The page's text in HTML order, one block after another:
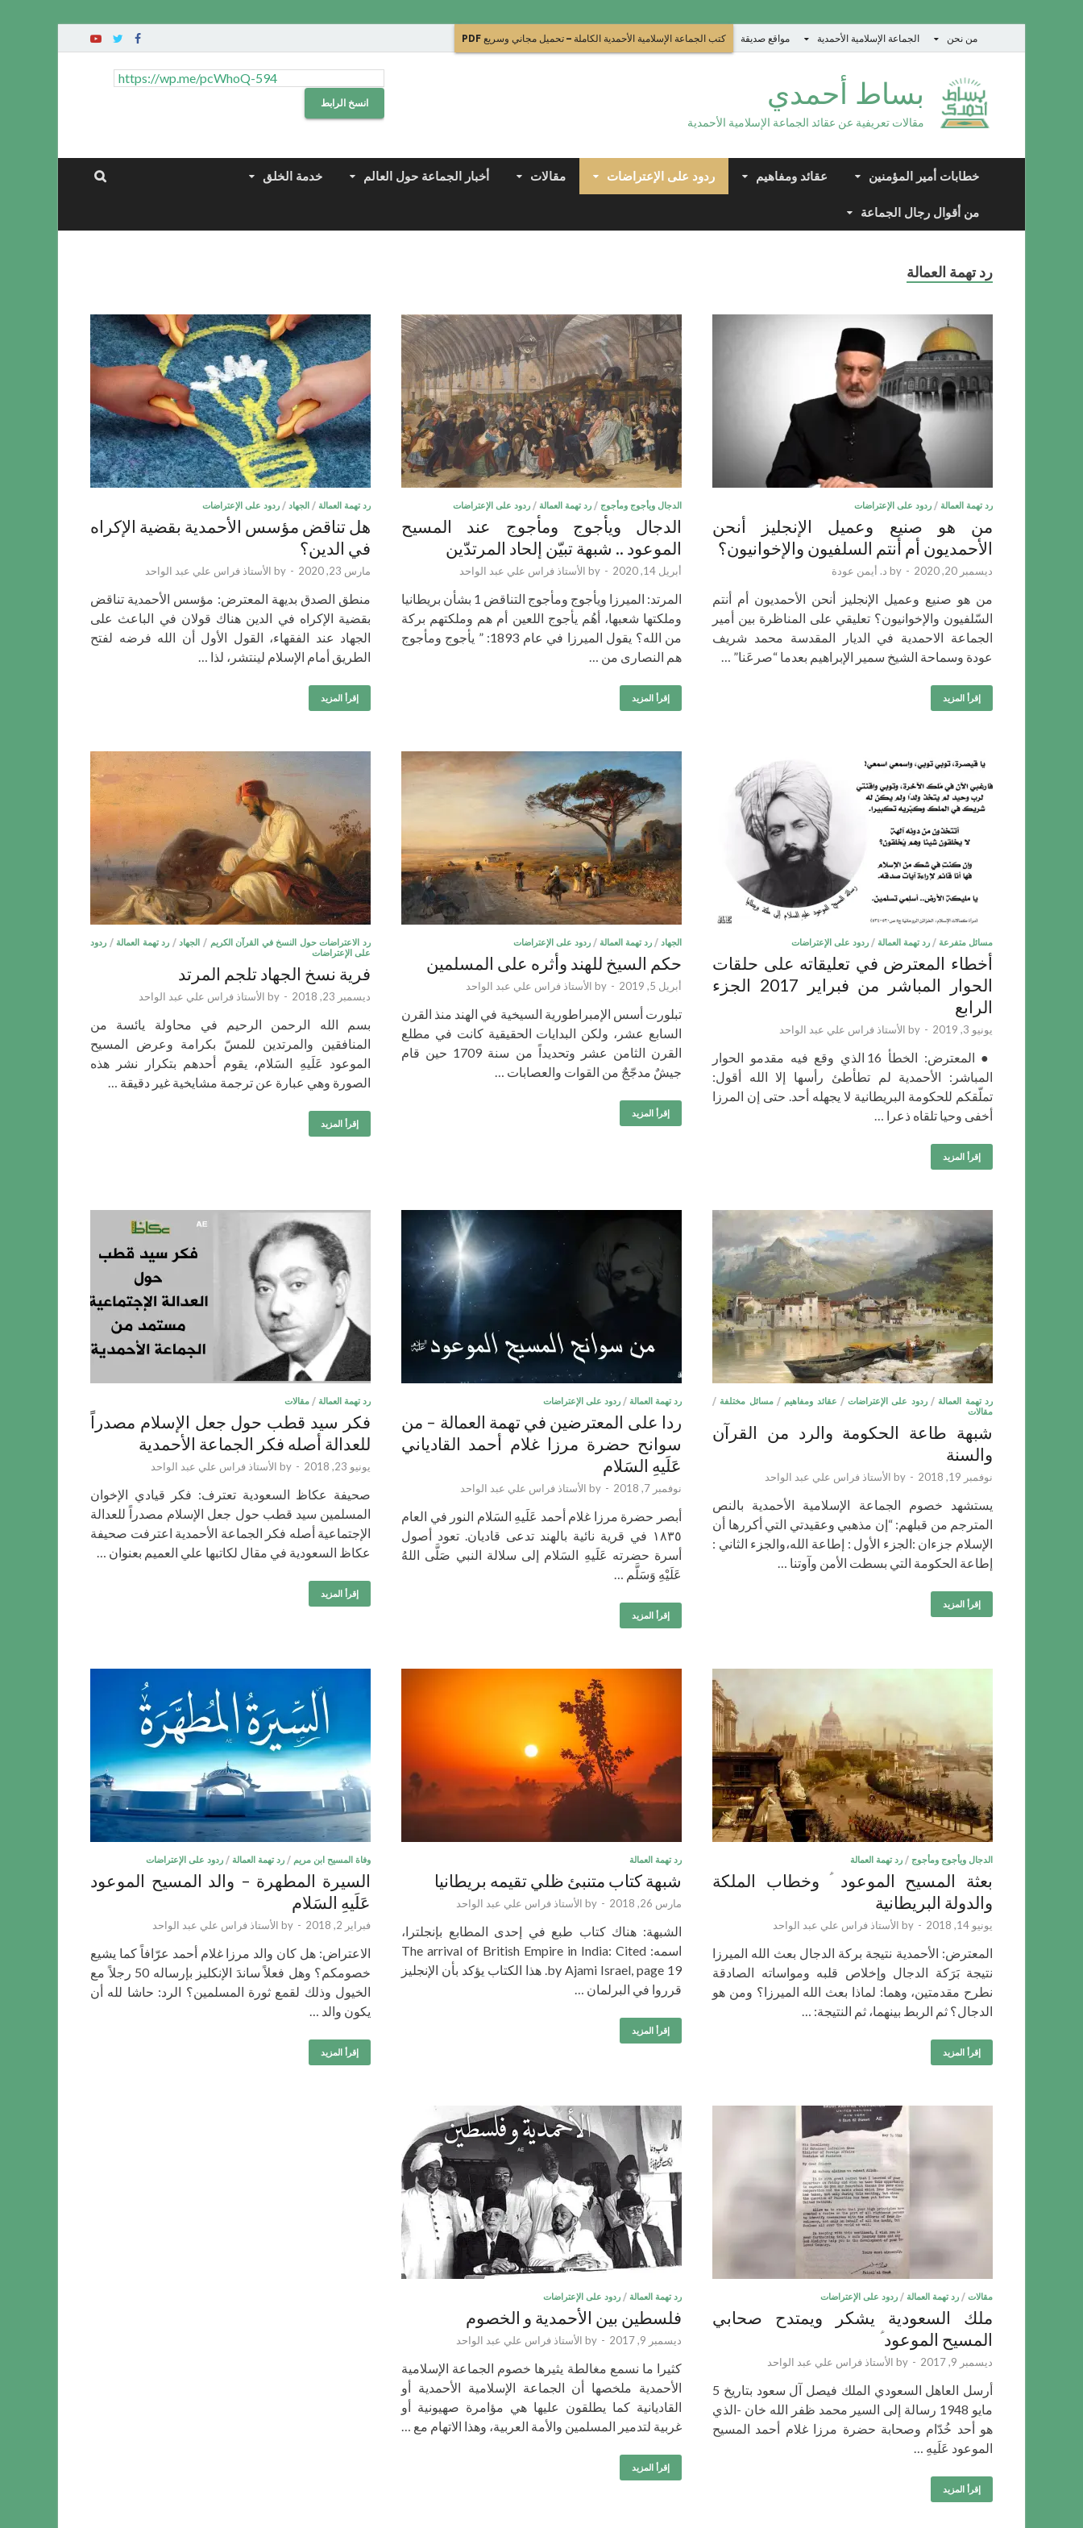
من نحن الجماعة الإسلامية الأحمدية مواقع صديقة كتب الجماعة الإسلامية الأحمدية الكاملة – تحميل مجاني وسريع PDF
بساط أحمدي
مقالات تعريفية عن عقائد الجماعة الإسلامية الأحمدية
انسخ الرابط
خطابات أمير المؤمنين عقائد ومفاهيم ردود على الإعتراضات مقالات أخبار الجماعة حول العالم خدمة الخلق
من أقوال رجال الجماعة
رد تهمة العمالة
رد تهمة العمالة / ردود على الإعتراضات
من هو صنيع وعميل الإنجليز أنحن
الأحمديون أم أنتم السلفيون والإخوانيون؟
ديسمبر 20, 2020 -
by د. أيمن عودة
من هو صنيع وعميل الإنجليز أنحن الأحمديون أم أنتم
السّلفيون والإخوانيون؟ تعليقي على المناظرة بين أمير
الجماعة الاحمدية في الديار المقدسة محمد شريف
عودة وسماحة الشيخ سمير الإبراهيم بعدما “صرعَنا” …
إقرأ المزيد
الدجال ويأجوج ومأجوج / رد تهمة العمالة / ردود على الإعتراضات
‏الدجال ويأجوج ومأجوج عند المسيح
الموعود .. شبهة تبيّن إلحاد المرتدّين
أبريل 14, 2020 -
by الأستاذ فراس علي عبد الواحد
المرتد: الميرزا ويأجوج ومأجوج التناقض 1 بشأن بريطانيا
وملكتها شعبها، أهُم يأجوج اللعين أم هم وملكتهم بركة
من الله؟ يقول الميرزا في عام 1893: ” يأجوج ومأجوج
هم النصارى من …
إقرأ المزيد
رد تهمة العمالة / الجهاد / ردود على الإعتراضات
هل تناقض مؤسس الأحمدية بقضية الإكراه
في الدين؟
مارس 23, 2020 -
by الأستاذ فراس علي عبد الواحد
منطق الصدق بديهة المعترض: مؤسس الأحمدية تناقض
بقضية الإكراه في الدين هناك قولان في الباعث على
الجهاد عند الفقهاء، القول الأول أن الله فرضه لفتح
الطريق أمام الإسلام لينتشر، لذا …
إقرأ المزيد
مسائل متفرعة / رد تهمة العمالة / ردود على الإعتراضات
أخطاء المعترض في تعليقاته على حلقات
الحوار المباشر من فبراير 2017 الجزء
الرابع
يونيو 3, 2019 -
by الأستاذ فراس علي عبد الواحد
● المعترض: الخطأ 16 الذي وقع فيه مقدمو الحوار
المباشر: الأحمدية لم تطأطئ رأسها إلا الله أقول:
تملّقكم للحكومة البريطانية لا يجهله أحد. حتى إن المرزا
أخفى وحيا تلقاه ذعرا …
إقرأ المزيد
الجهاد / رد تهمة العمالة / ردود على الإعتراضات
حكم السيخ للهند وأثره على المسلمين
أبريل 5, 2019 -
by الأستاذ فراس علي عبد الواحد
تبلورت أسس الإمبراطورية السيخية في الهند منذ القرن
السابع عشر، ولكن البدايات الحقيقية كانت في مطلع
القرن الثامن عشر وتحديداً من سنة 1709 حين قام
جيشٌ مدجّجٌ من القوات والعصابات …
إقرأ المزيد
رد الاعتراضات حول النسخ في القرآن الكريم / الجهاد/ رد تهمة العمالة/ ردود
على الإعتراضات
فرية نسخ الجهاد تلجم المرتد
ديسمبر 23, 2018 -
by الأستاذ فراس علي عبد الواحد
بسم الله الرحمن الرحيم في محاولة يائسة من
المنافقين والمرتدين للمسّ بكرامة وعرض المسيح
الموعود عَلَيهِ السَلام، يقوم أحدهم بتكرار نشر هذه
الصورة وهي عبارة عن ترجمة مشايخية غير دقيقة …
إقرأ المزيد
رد تهمة العمالة/ردود على الإعتراضات/ عقائد ومفاهيم /مسائل مختلفة/
مقالات
شبهة طاعة الحكومة والرد من القرآن
والسنة
نوفمبر 19, 2018 -
by الأستاذ فراس علي عبد الواحد
يستشهد خصوم الجماعة الإسلامية الأحمدية بالنص
المترجم من قبلهم: “إن مذهبي وعقيدتي التي أكررها أن
الإسلام جزءان :الجزء الأول : إطاعة الله،والجزء الثاني :
إطاعة الحكومة التي بسطت الأمن وآوتنا …
إقرأ المزيد
رد تهمة العمالة / ردود على الإعتراضات
ردا على المعترضين في تهمة العمالة – من
سوانح حضرة مرزا غلام أحمد القادياني
عَلَيهِ السَلام
نوفمبر 7, 2018 -
by الأستاذ فراس علي عبد الواحد
أبصر حضرة مرزا غلام أحمد عَلَيهِ السَلام النور في العام
١٨٣٥ في قرية نائية بالهند تدعى قاديان. تعود أصول
أسرة حضرته عَلَيهِ السَلام إلى سلالة النبي صَلَّى اللهُ
عَلَيْهِ وَسَلَّم …
إقرأ المزيد
رد تهمة العمالة / مقالات
فكر سيد قطب حول جعل الإسلام مصدراً
للعدالة أصله فكر الجماعة الأحمدية
يونيو 23, 2018 -
by الأستاذ فراس علي عبد الواحد
صحيفة عكاظ السعودية تعترف: فكر قيادي الإخوان
المسلمين سيد قطب حول جعل الإسلام مصدراً للعدالة
الإجتماعية أصله فكر الجماعة الأحمدية اعترفت صحيفة
عكاظ السعودية في مقال لكاتبها علي العميم بعنوان …
إقرأ المزيد
الدجال ويأجوج ومأجوج / رد تهمة العمالة
بعثة المسيح الموعود ؑ وخطاب الملكة
والدولة البريطانية
يونيو 14, 2018 -
by الأستاذ فراس علي عبد الواحد
المعترض: الأحمدية نتيجة بركة الدجال بعث الله الميرزا
نتيجة بَرَكة الدجال وإخلاص قلبه ومواساته الصادقة
نطرح مقدمتين، وهما: لماذا بعث الله الميرزا؟ ومن هو
الدجال؟ ثم الربط بينهما، ثم النتيجة: …
إقرأ المزيد
رد تهمة العمالة
شبهة كتاب متنبئ ظلي تقيمه بريطانيا
مارس 26, 2018 -
by الأستاذ فراس علي عبد الواحد
الشبهة: هناك كتاب طبع في إحدى المطابع بإنجلترا،
اسمه: The arrival of British Empire in India: Cited
by Ajami Israel, page 19. هذا الكتاب يؤكد بأن الإنجليز
قرروا في البرلمان …
إقرأ المزيد
وفاة المسيح ابن مريم / رد تهمة العمالة / ردود على الإعتراضات
السيرة المطهرة – والد المسيح الموعود
عَلَيهِ السَلام
فبراير 2, 2018 -
by الأستاذ فراس علي عبد الواحد
الاعتراض: هل كان والد مرزا غلام أحمد عرّافاً كما يشيع
خصومكم؟ وهل فعلاً ساندَ الإنكليز بإرساله 50 رجلاً مع
الخيول وذلك لقمع ثورة المسلمين؟ الرد: حاشا لله أن
يكون والد …
إقرأ المزيد
مقالات / رد تهمة العمالة / ردود على الإعتراضات
ملك السعودية يشكر ويمتدح صحابي
المسيح الموعود ؑ
ديسمبر 9, 2017 -
by الأستاذ فراس علي عبد الواحد
أرسل العاهل السعودي الملك فيصل آل سعود بتاريخ 5
مايو 1948 رسالة إلى السير محمد ظفر الله خان -الذي
هو أحد خُدّام وصحابة حضرة مرزا غلام أحمد المسيح
الموعود عَلَيهِ …
إقرأ المزيد
رد تهمة العمالة / ردود على الإعتراضات
فلسطين بين الأحمدية و الخصوم
ديسمبر 9, 2017 -
by الأستاذ فراس علي عبد الواحد
كثيرا ما نسمع مغالطة يثيرها خصوم الجماعة الإسلامية
الأحمدية ملخصها أن الجماعة الإسلامية الأحمدية أو
القاديانية كما يطلقون عليها هي مؤامرة صهيونية أو
غربية لتدمير المسلمين والأمة العربية، وهذا الاتهام مع …
إقرأ المزيد